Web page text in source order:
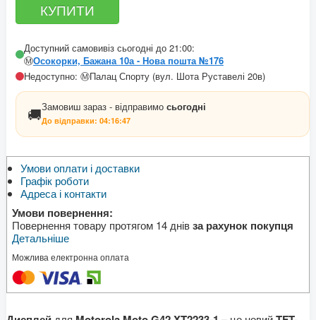
Доступний самовивіз сьогодні до 21:00:
Ⓜ️Осокорки, Бажана 10а - Нова пошта №176
Недоступно: Ⓜ️Палац Спорту (вул. Шота Руставелі 20в)
🚚Замовиш зараз - відправимо сьогодні
До відправки: 04:16:47
Умови оплати і доставки
Графік роботи
Адреса і контакти
Умови повернення:
Повернення товару протягом 14 днівза рахунок покупця
Детальніше
Можлива електронна оплата